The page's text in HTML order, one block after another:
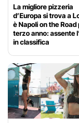
La migliore pizzeria
d’Europa si trova a
è Napoli on the Road
terzo anno: assente
in classifica